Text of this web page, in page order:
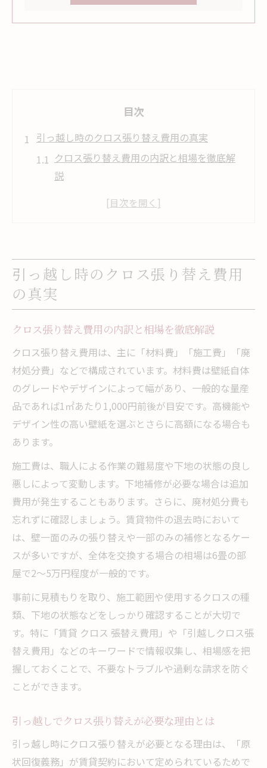
目次
引っ越し時のクロス張り替え費用の真実
クロス張り替え費用の内訳と相場を徹底解
説
引っ越しでクロス張り替えが必要な理由と
見積もり時に確認すべきクロス張り替えの
注意点
賃貸契約とクロス張り替え費用の関係を知
ろう
クロス張り替えでよくある退去トラブル回避術
クロス張り替え費用請求で起こる主なトラ
ブル例
退去時のクロス張り替えトラブルを防ぐコ
ツ
性
クロス張り替えガイドラインを活用した対
策法
トラブルを防ぐための費用交渉ポイント解
説
賃貸で壁紙張り替えが必要となるケースとは
クロス張り替えが必要な損傷や汚れの判断
基準
経年劣化と故意・過失の違いを丁寧に解説
賃貸でクロス張り替えが求められる代表的
な例
タバコやペットによる壁紙損傷の注意点
ト
クロス張り替え費用で問われる経年劣化の
引っ越し時のクロス張り替え費用
の真実
クロス張り替え費用の内訳と相場を徹底解説
クロス張り替え費用は、主に「材料費」「施工費」「廃
材処分費」などで構成されています。材料費は壁紙自体
のグレードやデザインによって幅があり、一般的な量産
品であれば1㎡あたり1,000円前後が目安です。高機能や
デザイン性の高い壁紙を選ぶとさらに高額になる場合も
あります。
施工費は、職人による作業の難易度や下地の状態の良し
悪しによって変動します。下地補修が必要な場合は追加
費用が発生することもあります。さらに、廃材処分費も
忘れずに確認しましょう。賃貸物件の退去時において
は、壁一面のみの張り替えや一部のみの補修となるケー
スが多いですが、全体を交換する場合の相場は6畳の部
屋で2～5万円程度が一般的です。
事前に見積もりを取り、施工範囲や使用するクロスの種
類、下地の状態などをしっかり確認することが大切で
す。特に「賃貸 クロス 張替え費用」や「引越しクロス張
替え費用」などのキーワードで情報収集し、相場感を把
握しておくことで、不要なトラブルや過剰な請求を防ぐ
ことができます。
引っ越しでクロス張り替えが必要な理由とは
引っ越し時にクロス張り替えが必要となる理由は、「原
状回復義務」が賃貸契約において定められているためで